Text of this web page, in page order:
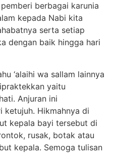
berbagai karunia
kepada Nabi kita
serta setiap
dengan baik hingga hari
‘alaihi wa sallam lainnya
yaitu
Anjuran ini
ketujuh. Hikmahnya di
kepala bayi tersebut di
rusak, botak atau
kepala. Semoga tulisan